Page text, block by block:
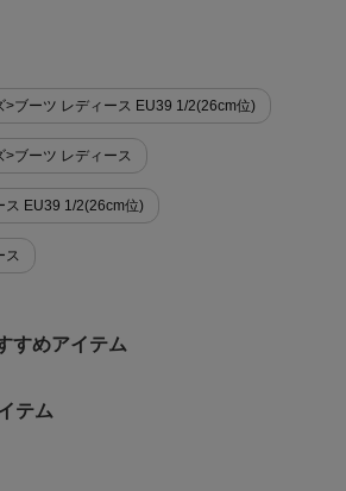
>ブーツ レディース EU39 1/2(26cm位)
ブーツ レディース
ス EU39 1/2(26cm位)
ス
すめアイテム
テム